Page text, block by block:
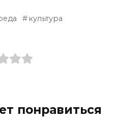
культура
понравиться